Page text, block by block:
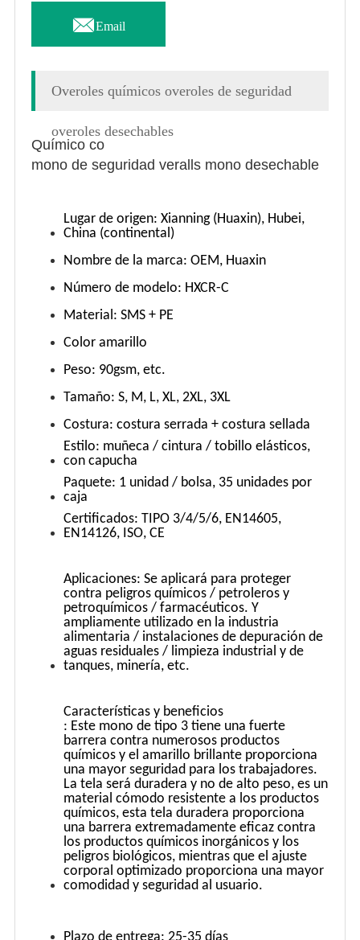
Email
Overoles químicos overoles de seguridad
overoles desechables
Químico co
mono de seguridad veralls mono desechable
Lugar de origen: Xianning (Huaxin), Hubei,
China (continental)
Nombre de la marca: OEM, Huaxin
Número de modelo: HXCR-C
Material: SMS + PE
Color amarillo
Peso: 90gsm, etc.
Tamaño: S, M, L, XL, 2XL, 3XL
Costura: costura serrada + costura sellada
Estilo: muñeca / cintura / tobillo elásticos,
con capucha
Paquete: 1 unidad / bolsa, 35 unidades por
caja
Certificados: TIPO 3/4/5/6, EN14605,
EN14126, ISO, CE
Aplicaciones: Se aplicará para proteger
contra peligros químicos / petroleros y
petroquímicos / farmacéuticos. Y
ampliamente utilizado en la industria
alimentaria / instalaciones de depuración de
aguas residuales / limpieza industrial y de
tanques, minería, etc.
Características y beneficios
: Este mono de tipo 3 tiene una fuerte
barrera contra numerosos productos
químicos y el amarillo brillante proporciona
una mayor seguridad para los trabajadores.
La tela será duradera y no de alto peso, es un
material cómodo resistente a los productos
químicos, esta tela duradera proporciona
una barrera extremadamente eficaz contra
los productos químicos inorgánicos y los
peligros biológicos, mientras que el ajuste
corporal optimizado proporciona una mayor
comodidad y seguridad al usuario.
Plazo de entrega: 25-35 días